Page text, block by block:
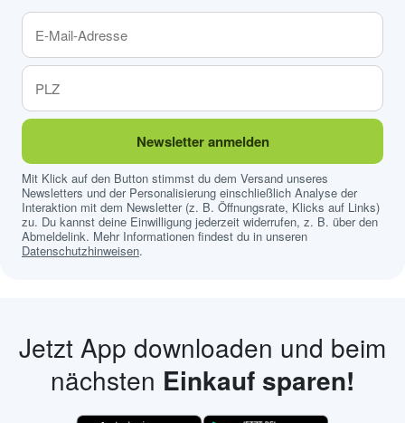
Newsletter anmelden
Mit Klick auf den Button stimmst du dem Versand unseres
Newsletters und der Personalisierung einschließlich Analyse der
Interaktion mit dem Newsletter (z. B. Öffnungsrate, Klicks auf Links)
zu. Du kannst deine Einwilligung jederzeit widerrufen, z. B. über den
Abmeldelink. Mehr Informationen findest du in unseren
Datenschutzhinweisen.
Jetzt App downloaden und beim
nächsten Einkauf sparen!